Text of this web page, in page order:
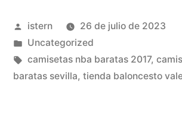
Publicado
por
istern
26 de julio de 2023
Publicado
en
Uncategorized
Etiquetas:
camisetas nba baratas 2017,
baratas sevilla, tienda baloncesto